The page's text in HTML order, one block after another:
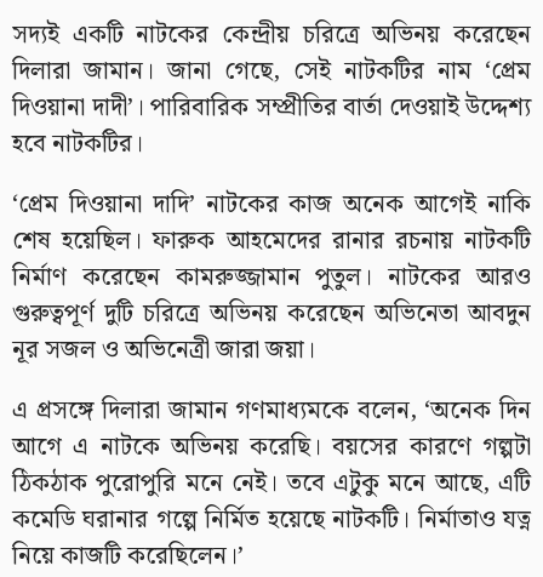
সদ্যই একটি নাটকের কেন্দ্রীয় চরিত্রে অভিনয় করেছেন
দিলারা জামান। জানা গেছে, সেই নাটকটির নাম ‘প্রেম
দিওয়ানা দাদী’। পারিবারিক সম্প্রীতির বার্তা দেওয়াই উদ্দেশ্য
হবে নাটকটির।
‘প্রেম দিওয়ানা দাদি’ নাটকের কাজ অনেক আগেই নাকি
শেষ হয়েছিল। ফারুক আহমেদের রানার রচনায় নাটকটি
নির্মাণ করেছেন কামরুজ্জামান পুতুল। নাটকের আরও
গুরুত্বপূর্ণ দুটি চরিত্রে অভিনয় করেছেন অভিনেতা আবদুন
নূর সজল ও অভিনেত্রী জারা জয়া।
এ প্রসঙ্গে দিলারা জামান গণমাধ্যমকে বলেন, ‘অনেক দিন
আগে এ নাটকে অভিনয় করেছি। বয়সের কারণে গল্পটা
ঠিকঠাক পুরোপুরি মনে নেই। তবে এটুকু মনে আছে, এটি
কমেডি ঘরানার গল্পে নির্মিত হয়েছে নাটকটি। নির্মাতাও যত্ন
নিয়ে কাজটি করেছিলেন।’